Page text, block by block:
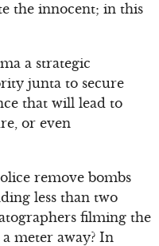
the innocent; in this
a strategic
junta to secure
that will lead to
or even
remove bombs
less than two
filming the
meter away? In